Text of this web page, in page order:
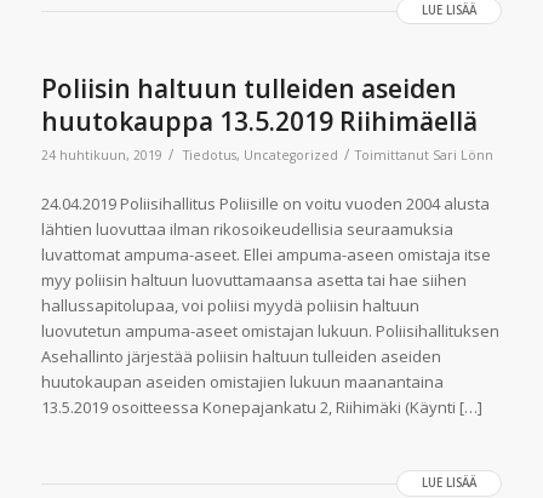
LUE LISÄÄ
Poliisin haltuun tulleiden aseiden
huutokauppa 13.5.2019 Riihimäellä
24 huhtikuun, 2019 / Tiedotus, Uncategorized / Toimittanut Sari Lönn
24.04.2019 Poliisihallitus Poliisille on voitu vuoden 2004 alusta
lähtien luovuttaa ilman rikosoikeudellisia seuraamuksia
luvattomat ampuma-aseet. Ellei ampuma-aseen omistaja itse
myy poliisin haltuun luovuttamaansa asetta tai hae siihen
hallussapitolupaa, voi poliisi myydä poliisin haltuun
luovutetun ampuma-aseet omistajan lukuun. Poliisihallituksen
Asehallinto järjestää poliisin haltuun tulleiden aseiden
huutokaupan aseiden omistajien lukuun maanantaina
13.5.2019 osoitteessa Konepajankatu 2, Riihimäki (Käynti […]
LUE LISÄÄ